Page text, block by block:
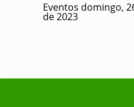
Eventos domingo,
de 2023